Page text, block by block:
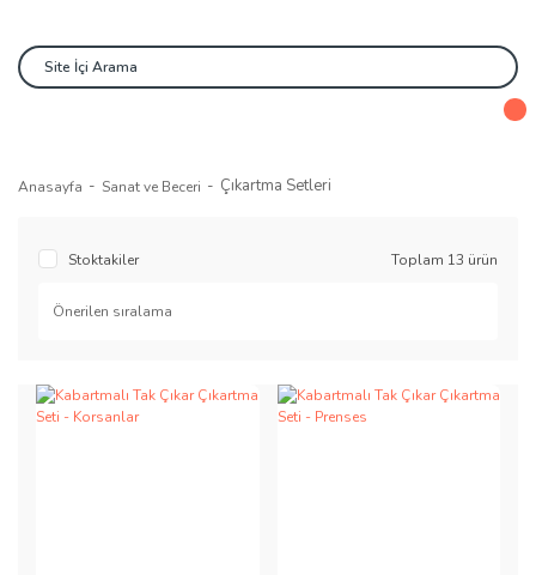
Anasayfa Sanat ve Beceri Çıkartma Setleri
Stoktakiler Toplam 13 ürün